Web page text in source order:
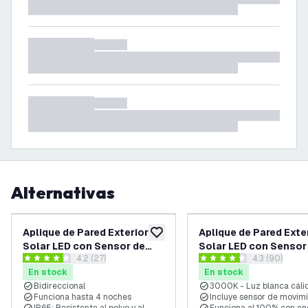
Alternativas
añadir a lista de deseos
Aplique de Pared Exterior
Solar LED con Sensor de
movimiento 6W - Negro -
Doble Cara - 3000K - IP44
abrir el panel de reseñas
4.2 estrellas de puntuación
4.2 (27)
En stock
Bidireccional
Funciona hasta 4 noches
Aplique de Pared
Solar LED con
movimiento -
Negro - 3000K - IP44
abrir el
4.3 estrellas de puntuación
4.3 (90)
En stock
3000K - Luz blanca
Incluye sensor de